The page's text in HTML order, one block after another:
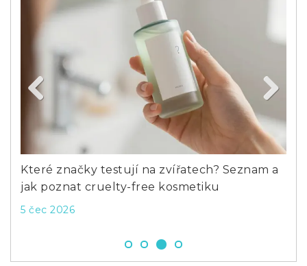
Které značky testují na zvířatech? Seznam a
jak poznat cruelty-free kosmetiku
5 čec 2026
Previous Next